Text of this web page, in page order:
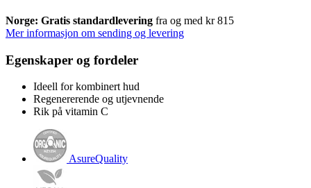
Norge: Gratis standardlevering fra og med kr 815
Mer informasjon om sending og levering
Egenskaper og fordeler
Ideell for kombinert hud
Regenererende og utjevnende
Rik på vitamin C
AsureQuality